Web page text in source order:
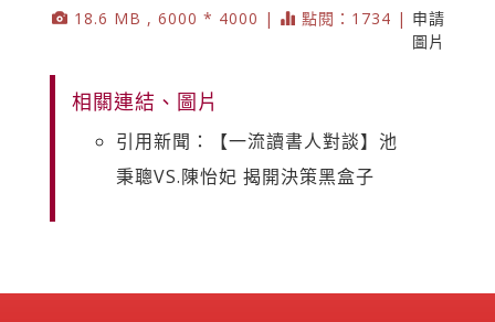
18.6 MB , 6000 * 4000 | 點閱：1734 | 申請
圖片
相關連結、圖片
引用新聞：【一流讀書人對談】池
秉聰VS.陳怡妃 揭開決策黑盒子